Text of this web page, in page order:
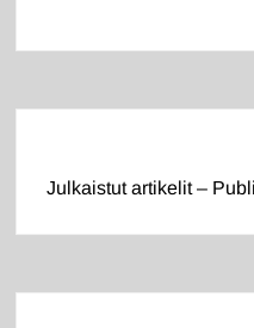
Julkaistut artikelit –